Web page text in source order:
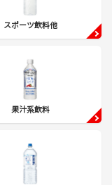
スポーツ飲料他
果汁系飲料